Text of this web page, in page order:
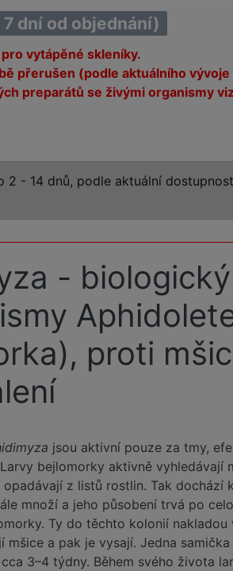
7 dní od objednání)
vytápěné skleníky.
přerušen (podle aktuálního
preparátů se živými organismy viz
2 - 14 dnů, podle aktuální
-
proti
jsou aktivní pouze za tmy,
bejlomorky aktivně vyhledávají
z listů rostlin. Tak
množí a jeho působení trvá po
Ty do těchto kolonií
a pak je vysají. Jedna
3–4 týdny. Během svého života